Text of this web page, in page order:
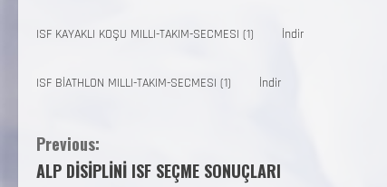
ISF KAYAKLI KOŞU MILLI-TAKIM-SECMESI (1) İndir
ISF BİATHLON MILLI-TAKIM-SECMESI (1) İndir
Previous:
ALP DİSİPLİNİ ISF SEÇME SONUÇLARI